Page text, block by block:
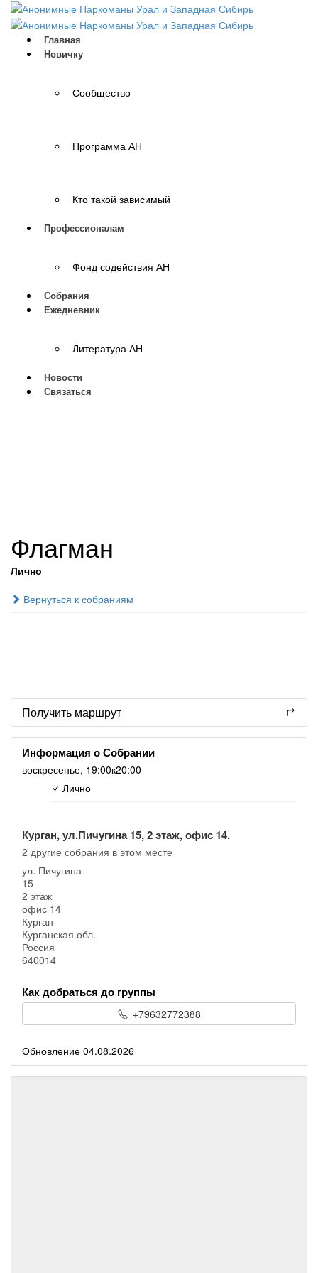
Главная
Новичку
Сообщество
Программа АН
Кто такой зависимый
Профессионалам
Фонд содействия АН
Собрания
Ежедневник
Литература АН
Новости
Связаться
Флагман
Лично
Вернуться к собраниям
Получить маршрут
Информация о Собрании
воскресенье, 19:00к20:00
Лично
Курган, ул.Пичугина 15, 2 этаж, офис 14.
2 другие собрания в этом месте
ул. Пичугина
15
2 этаж
офис 14
Курган
Курганская обл.
Россия
640014
Как добраться до группы
+79632772388
Обновление 04.08.2026